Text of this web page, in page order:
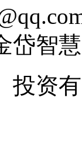
岱智
投资